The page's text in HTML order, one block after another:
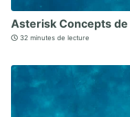
Asterisk Concepts de
32 minutes de lecture